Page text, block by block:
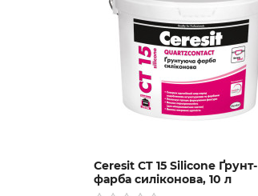
Ceresit CT 15 Silicone Ґрунт-
фарба силіконова, 10 л